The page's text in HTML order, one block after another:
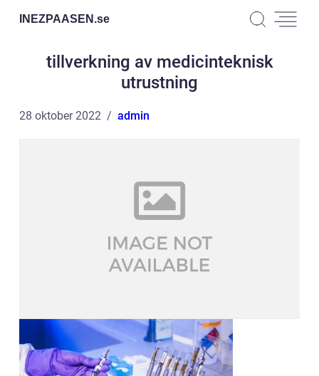
INEZPAASEN.se
tillverkning av medicinteknisk
utrustning
28 oktober 2022 admin